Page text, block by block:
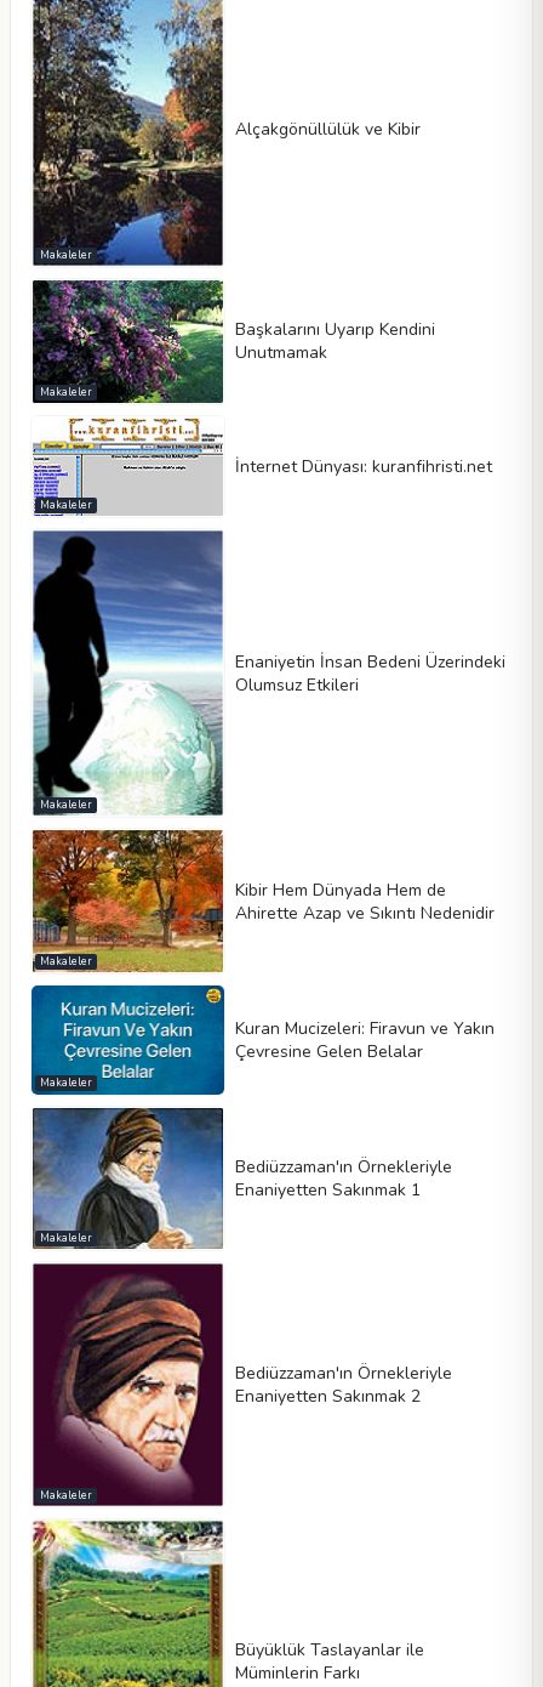
Makaleler
Alçakgönüllülük ve Kibir
Makaleler
Başkalarını Uyarıp Kendini
Unutmamak
Makaleler
İnternet Dünyası: kuranfihristi.net
Makaleler
Enaniyetin İnsan Bedeni Üzerindeki
Olumsuz Etkileri
Makaleler
Kibir Hem Dünyada Hem de
Ahirette Azap ve Sıkıntı Nedenidir
Makaleler
Kuran Mucizeleri: Firavun ve Yakın
Çevresine Gelen Belalar
Makaleler
Bediüzzaman'ın Örnekleriyle
Enaniyetten Sakınmak 1
Makaleler
Bediüzzaman'ın Örnekleriyle
Enaniyetten Sakınmak 2
Büyüklük Taslayanlar ile
Müminlerin Farkı